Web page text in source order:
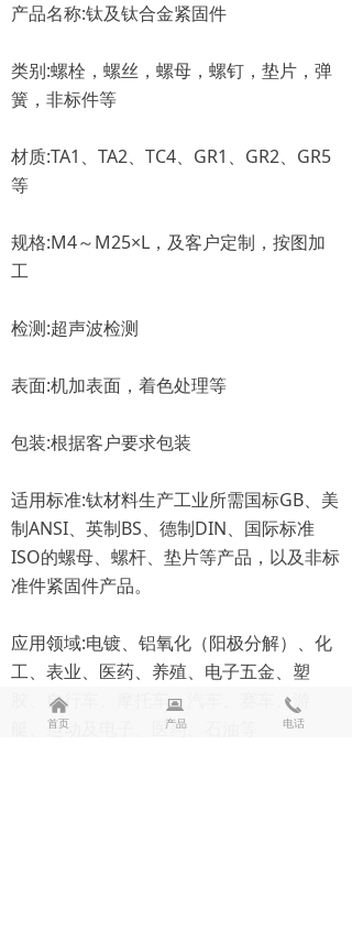
产品名称:钛及钛合金紧固件
类别:螺栓，螺丝，螺母，螺钉，垫片，弹
簧，非标件等
材质:TA1、TA2、TC4、GR1、GR2、GR5
等
规格:M4～M25×L，及客户定制，按图加
工
检测:超声波检测
表面:机加表面，着色处理等
包装:根据客户要求包装
适用标准:钛材料生产工业所需国标GB、美
制ANSI、英制BS、德制DIN、国际标准
ISO的螺母、螺杆、垫片等产品，以及非标
准件紧固件产品。
应用领域:电镀、铝氧化（阳极分解）、化
工、表业、医药、养殖、电子五金、塑
胶、自行车、摩托车、汽车、赛车、游
艇、运动及电子、医药、石油等
낀
首页
뀵
产品
끅
电话